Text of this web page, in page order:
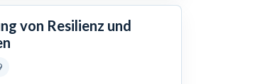
von Resilienz und